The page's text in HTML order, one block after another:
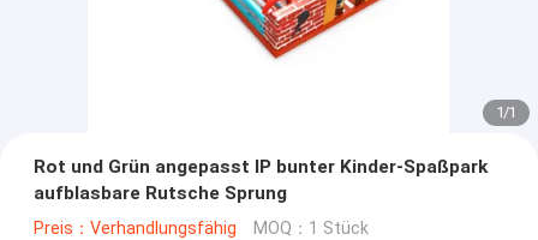
1/1
Rot und Grün angepasst IP bunter Kinder-Spaßpark
aufblasbare Rutsche Sprung
Preis：Verhandlungsfähig MOQ：1 Stück